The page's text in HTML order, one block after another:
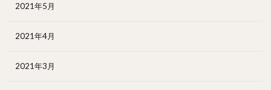
2021年5月
2021年4月
2021年3月